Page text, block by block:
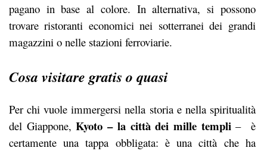
pagano in base al colore. In alternativa, si possono
trovare ristoranti economici nei sotterranei dei grandi
magazzini o nelle stazioni ferroviarie.
Cosa visitare gratis o quasi
Per chi vuole immergersi nella storia e nella spiritualità
del Giappone,Kyoto – la città dei mille templi– è
certamente una tappa obbligata: è una città che ha